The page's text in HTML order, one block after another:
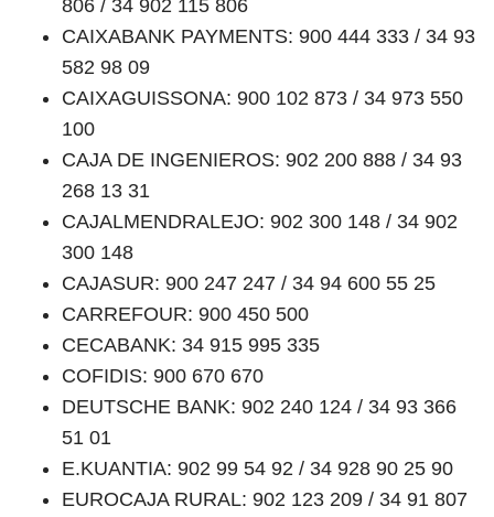
806 / 34 902 115 806
CAIXABANK PAYMENTS: 900 444 333 / 34 93
582 98 09
CAIXAGUISSONA: 900 102 873 / 34 973 550
100
CAJA DE INGENIEROS: 902 200 888 / 34 93
268 13 31
CAJALMENDRALEJO: 902 300 148 / 34 902
300 148
CAJASUR: 900 247 247 / 34 94 600 55 25
CARREFOUR: 900 450 500
CECABANK: 34 915 995 335
COFIDIS: 900 670 670
DEUTSCHE BANK: 902 240 124 / 34 93 366
51 01
E.KUANTIA: 902 99 54 92 / 34 928 90 25 90
EUROCAJA RURAL: 902 123 209 / 34 91 807